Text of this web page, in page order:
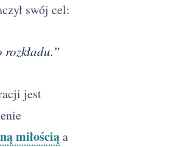
swój cel:
jest
miłościąa